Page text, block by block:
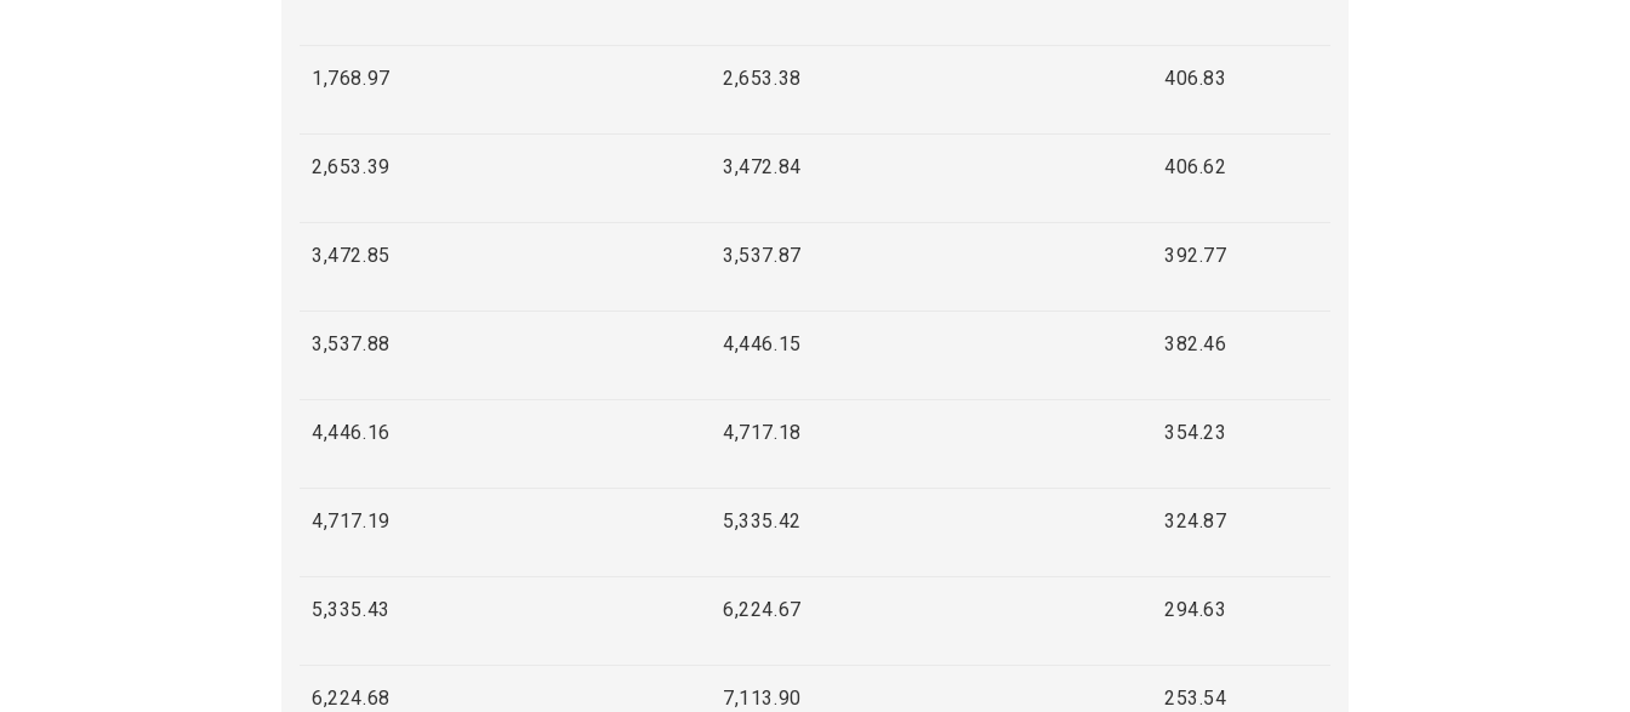
1,768.97 2,653.38 406.83
2,653.39 3,472.84 406.62
3,472.85 3,537.87 392.77
3,537.88 4,446.15 382.46
4,446.16 4,717.18 354.23
4,717.19 5,335.42 324.87
5,335.43 6,224.67 294.63
6,224.68 7,113.90 253.54